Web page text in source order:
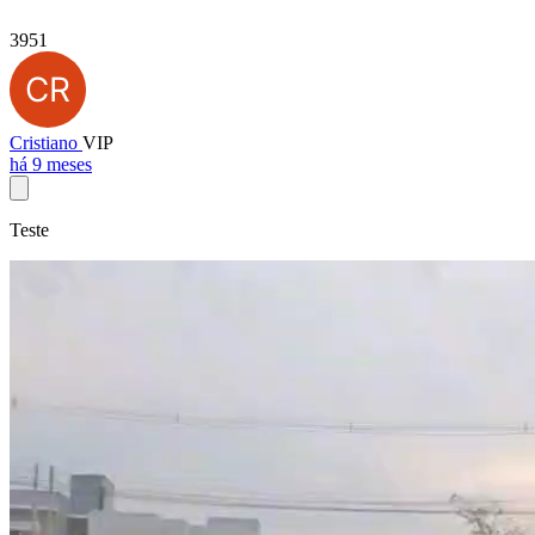
3951
Cristiano VIP
há 9 meses
Teste